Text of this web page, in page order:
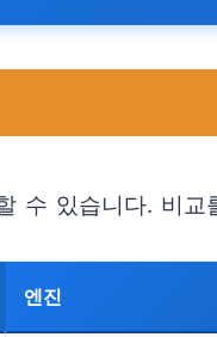
수 있습니다. 비
엔진